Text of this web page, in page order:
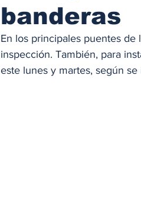
banderas
En los principales puentes
inspección. También, para
este lunes y martes, según